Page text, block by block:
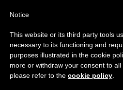
على 4 نقاط روحية تجعل منك
القائم من الموت
Notice
This website or its third party tools
necessary to its functioning and
purposes illustrated in the cookie
more or withdraw your consent to all
please refer to the cookie policy